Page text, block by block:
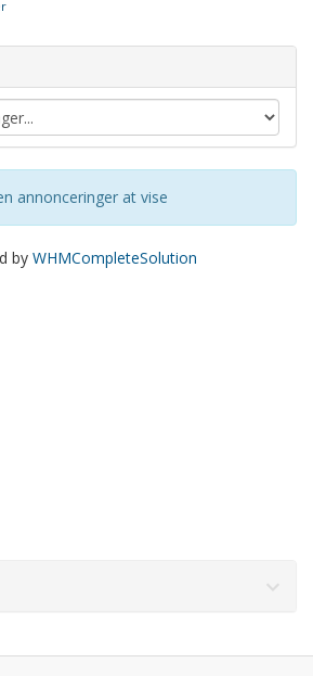
annonceringer at vise
by WHMCompleteSolution